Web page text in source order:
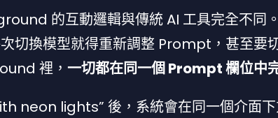
的互動邏輯與傳統 AI 工具完全不同
換模型就得重新調整 Prompt，甚至要
裡， 一切都在同一個 Prompt 欄位中
neon lights” 後，系統會在同一個介面